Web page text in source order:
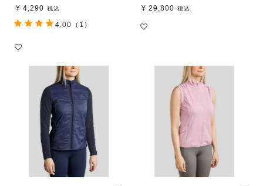
¥ 4,290 税込
4.00 （1）
¥ 29,800 税込